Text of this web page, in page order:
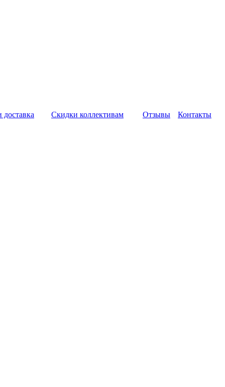
доставка Скидки коллективам Отзывы Контакты